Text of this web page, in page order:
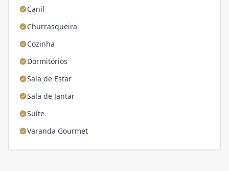
Canil
Churrasqueira
Cozinha
Dormitórios
Sala de Estar
Sala de Jantar
Suíte
Varanda Gourmet